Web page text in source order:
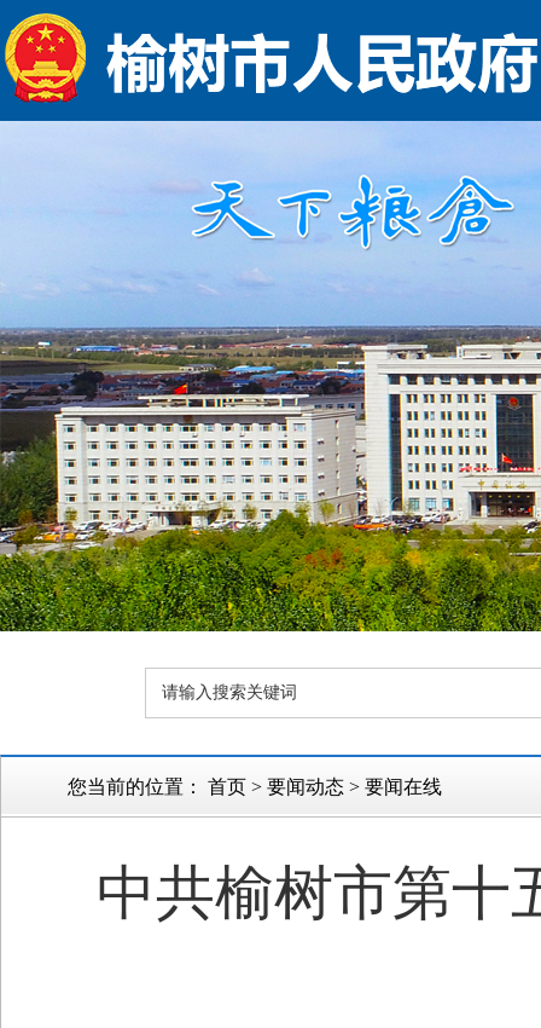
您当前的位置： 首页 > 要闻动态 > 要闻在线
中共榆树市第十